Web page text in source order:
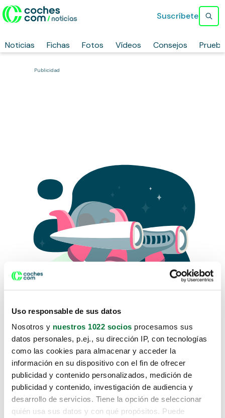
Uso responsable de sus datos
Nosotros y nuestros 1022 socios procesamos sus
datos personales, p.ej., su dirección IP, con tecnologías
como las cookies para almacenar y acceder la
información en su dispositivo con el fin de ofrecer
publicidad y contenido personalizados, medición de
publicidad y contenido, investigación de audiencia y
desarrollo de servicios. Tiene la opción de seleccionar
quién usa sus datos y con qué propósitos. Puede
Noticias Fichas Fotos Vídeos Consejos
Suscríbete
Publicidad
Lo sentimos, no sabemos como
te hemos traido hasta aquí.
Pero puedes encontrar el coche que estás